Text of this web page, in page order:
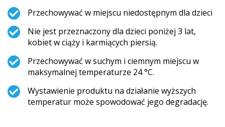
Przechowywać w miejscu niedostępnym dla dzieci
Nie jest przeznaczony dla dzieci poniżej 3 lat,
kobiet w ciąży i karmiących piersią.
Przechowywać w suchym i ciemnym miejscu w
maksymalnej temperaturze 24 °C.
Wystawienie produktu na działanie wyższych
temperatur może spowodować jego degradację.